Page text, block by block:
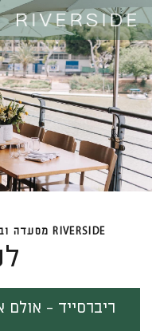
RIVERSIDE מסעדה ובית קפה בתל אביב
ריברסייד - אולם